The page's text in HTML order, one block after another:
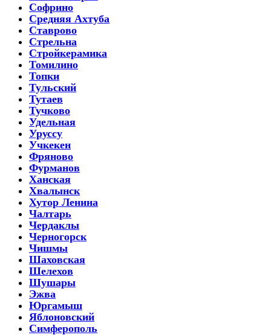
Софрино
Средняя Ахтуба
Ставрово
Стрельна
Стройкерамика
Томилино
Топки
Тульский
Тутаев
Тучково
Удельная
Уруссу
Учкекен
Фряново
Фурманов
Ханская
Хвалынск
Хутор Ленина
Чалтарь
Чердаклы
Черногорск
Чишмы
Шаховская
Шелехов
Шушары
Эжва
Юргамыш
Яблоновский
Симферополь